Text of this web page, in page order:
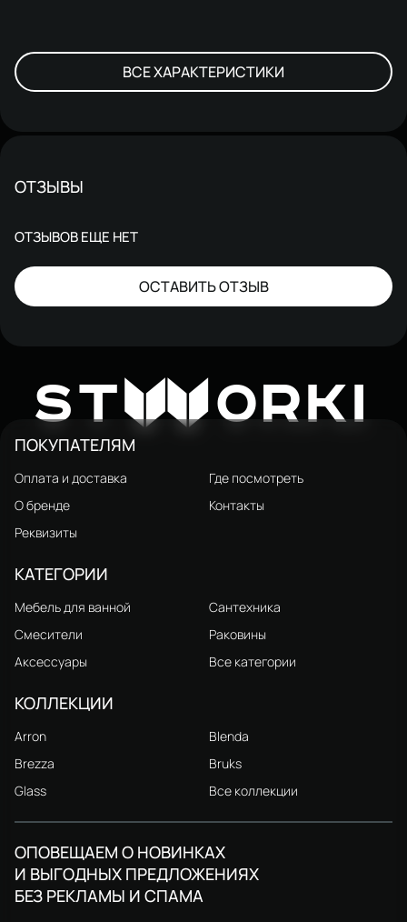
ВСЕ ХАРАКТЕРИСТИКИ
ОТЗЫВЫ
ОТЗЫВОВ ЕЩЕ НЕТ
ОСТАВИТЬ ОТЗЫВ
STW ORKI
ПОКУПАТЕЛЯМ
Оплата и доставка
Где посмотреть
О бренде
Контакты
Реквизиты
КАТЕГОРИИ
Мебель для ванной
Сантехника
Смесители
Раковины
Аксессуары
Все категории
КОЛЛЕКЦИИ
Arron
Blenda
Brezza
Bruks
Glass
Все коллекции
ОПОВЕЩАЕМ О НОВИНКАХ
И ВЫГОДНЫХ ПРЕДЛОЖЕНИЯХ
БЕЗ РЕКЛАМЫ И СПАМА